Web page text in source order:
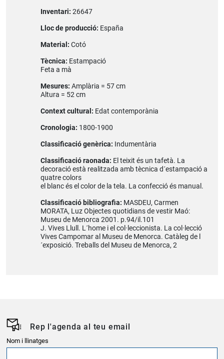
Inventari: 26647
Lloc de producció: España
Material: Cotó
Tècnica: Estampació
Feta a mà
Mesures: Amplària = 57 cm
Altura = 52 cm
Context cultural: Edat contemporània
Cronologia: 1800-1900
Classificació genèrica: Indumentària
Classificació raonada: El teixit és un tafetà. La
decoració està realitzada amb tècnica d´estampació a
quatre colors
el blanc és el color de la tela. La confecció és manual.
Classificació bibliografia: MASDEU, Carmen
MORATA, Luz Objectes quotidians de vestir Maó:
Museu de Menorca 2001. p.94/il.101
J. Vives Llull. L´home i el col·leccionista. La col·lecció
Vives Campomar al Museu de Menorca. Catàleg de l
´exposició. Treballs del Museu de Menorca, 2
Rep l'agenda al teu email
Nom i llinatges